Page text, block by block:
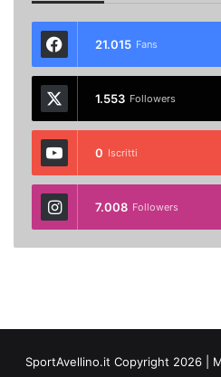
21.015 Fans
1.553 Followers
0 Iscritti
7.008 Followers
SportAvellino.it Copyright 2026 |